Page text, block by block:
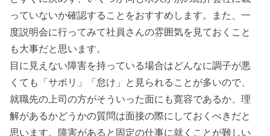
っていないか確認することをおすすめします。また、一
度説明会に行ってみて社員さんの雰囲気を見ておくこと
も大事だと思います。
目に見えない障害を持っている場合はどんなに調子が悪
くても「サボリ」「怠け」と見られることが多いので、
就職先の上司の方がそういった面にも寛容であるか、理
解があるかどうかの質問は面接の際にしておくべきだと
思います。障害があると固定の仕事に就くことが難しい